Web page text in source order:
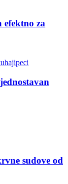
efektno za
sudove od